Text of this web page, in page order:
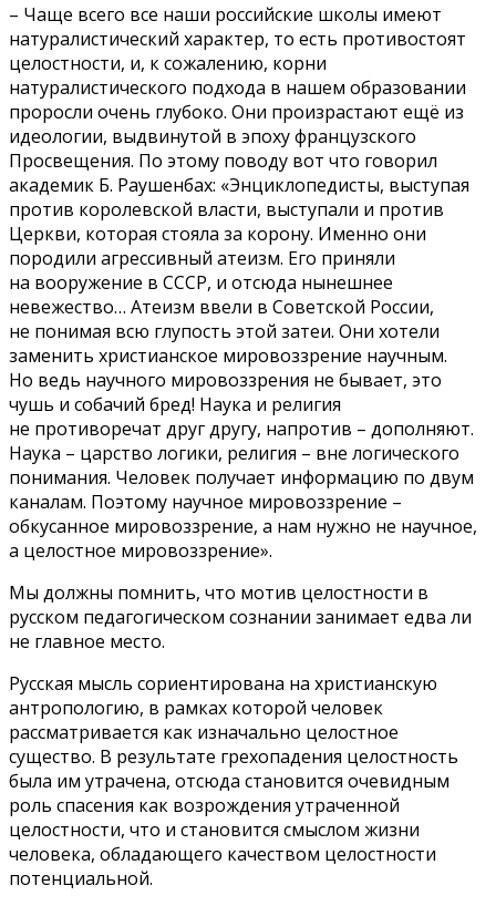
– Чаще всего все наши российские школы имеют
натуралистический характер, то есть противостоят
целостности, и, к сожалению, корни
натуралистического подхода в нашем образовании
проросли очень глубоко. Они произрастают ещё из
идеологии, выдвинутой в эпоху французского
Просвещения. По этому поводу вот что говорил
академик Б. Раушенбах: «Энциклопедисты, выступая
против королевской власти, выступали и против
Церкви, которая стояла за корону. Именно они
породили агрессивный атеизм. Его приняли
на вооружение в СССР, и отсюда нынешнее
невежество… Атеизм ввели в Советской России,
не понимая всю глупость этой затеи. Они хотели
заменить христианское мировоззрение научным.
Но ведь научного мировоззрения не бывает, это
чушь и собачий бред! Наука и религия
не противоречат друг другу, напротив – дополняют.
Наука – царство логики, религия – вне логического
понимания. Человек получает информацию по двум
каналам. Поэтому научное мировоззрение –
обкусанное мировоззрение, а нам нужно не научное,
а целостное мировоззрение».
Мы должны помнить, что мотив целостности в
русском педагогическом сознании занимает едва ли
не главное место.
Русская мысль сориентирована на христианскую
антропологию, в рамках которой человек
рассматривается как изначально целостное
существо. В результате грехопадения целостность
была им утрачена, отсюда становится очевидным
роль спасения как возрождения утраченной
целостности, что и становится смыслом жизни
человека, обладающего качеством целостности
потенциальной.